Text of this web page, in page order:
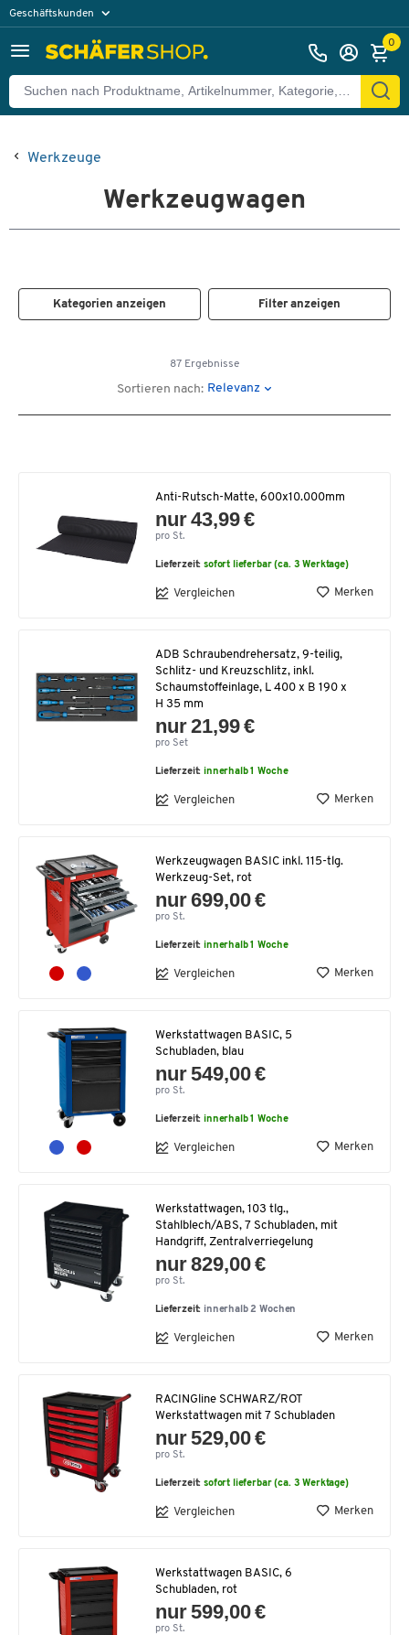
Geschäftskunden
0
Werkzeuge
Werkzeugwagen
Kategorien anzeigen Filter anzeigen
87 Ergebnisse
Sortieren nach: Relevanz
Anti-Rutsch-Matte, 600x10.000mm
nur 43,99 €
pro St.
Lieferzeit:sofort lieferbar (ca. 3 Werktage)
Vergleichen Merken
ADB Schraubendrehersatz, 9-teilig,
Schlitz- und Kreuzschlitz, inkl.
Schaumstoffeinlage, L 400 x B 190 x
H 35 mm
nur 21,99 €
pro Set
Lieferzeit:innerhalb 1 Woche
Vergleichen Merken
Werkzeugwagen BASIC inkl. 115-tlg.
Werkzeug-Set, rot
nur 699,00 €
pro St.
Lieferzeit:innerhalb 1 Woche
Vergleichen Merken
Werkstattwagen BASIC, 5
Schubladen, blau
nur 549,00 €
pro St.
Lieferzeit:innerhalb 1 Woche
Vergleichen Merken
Werkstattwagen, 103 tlg.,
Stahlblech/ABS, 7 Schubladen, mit
Handgriff, Zentralverriegelung
nur 829,00 €
pro St.
Lieferzeit: innerhalb 2 Wochen
Vergleichen Merken
RACINGline SCHWARZ/ROT
Werkstattwagen mit 7 Schubladen
nur 529,00 €
pro St.
Lieferzeit:sofort lieferbar (ca. 3 Werktage)
Vergleichen Merken
Werkstattwagen BASIC, 6
Schubladen, rot
nur 599,00 €
pro St.